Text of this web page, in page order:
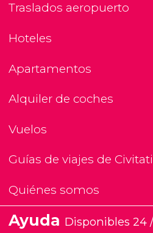
Traslados aeropuerto
Hoteles
Apartamentos
Alquiler de coches
Vuelos
Guías de viajes de
Quiénes somos
Ayuda Disponibles 24